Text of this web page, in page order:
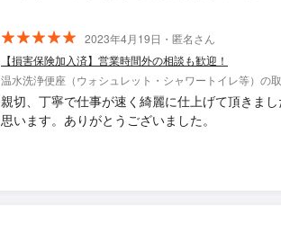
2023年4月19日・匿名さん
【損害保険加入済】営業時間外の相談も歓迎！
温水洗浄便座（ウォシュレット・シャワートイレ等）の
親切、丁寧で仕事が速く綺麗に仕上げて頂きま
思います。ありがとうございました。